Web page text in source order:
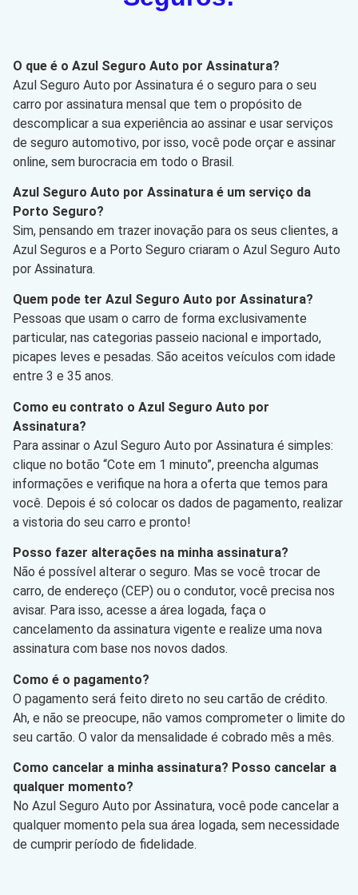
O que é o Azul Seguro Auto por Assinatura?
Azul Seguro Auto por Assinatura é o seguro para o seu
carro por assinatura mensal que tem o propósito de
descomplicar a sua experiência ao assinar e usar serviços
de seguro automotivo, por isso, você pode orçar e assinar
online, sem burocracia em todo o Brasil.
Azul Seguro Auto por Assinatura é um serviço da
Porto Seguro?
Sim, pensando em trazer inovação para os seus clientes, a
Azul Seguros e a Porto Seguro criaram o Azul Seguro Auto
por Assinatura.
Quem pode ter Azul Seguro Auto por Assinatura?
Pessoas que usam o carro de forma exclusivamente
particular, nas categorias passeio nacional e importado,
picapes leves e pesadas. São aceitos veículos com idade
entre 3 e 35 anos.
Como eu contrato o Azul Seguro Auto por
Assinatura?
Para assinar o Azul Seguro Auto por Assinatura é simples:
clique no botão “Cote em 1 minuto”, preencha algumas
informações e verifique na hora a oferta que temos para
você. Depois é só colocar os dados de pagamento, realizar
a vistoria do seu carro e pronto!
Posso fazer alterações na minha assinatura?
Não é possível alterar o seguro. Mas se você trocar de
carro, de endereço (CEP) ou o condutor, você precisa nos
avisar. Para isso, acesse a área logada, faça o
cancelamento da assinatura vigente e realize uma nova
assinatura com base nos novos dados.
Como é o pagamento?
O pagamento será feito direto no seu cartão de crédito.
Ah, e não se preocupe, não vamos comprometer o limite do
seu cartão. O valor da mensalidade é cobrado mês a mês.
Como cancelar a minha assinatura? Posso cancelar a
qualquer momento?
No Azul Seguro Auto por Assinatura, você pode cancelar a
qualquer momento pela sua área logada, sem necessidade
de cumprir período de fidelidade.